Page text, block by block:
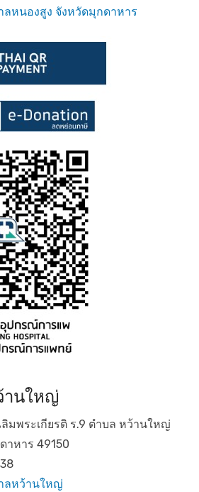
ลหนองสูง จังหวัดมุกดาหาร
านใหญ่
มพระเกียรติ ร.9 ตำบล หว้านใหญ่
าหาร 49150
ลหว้านใหญ่